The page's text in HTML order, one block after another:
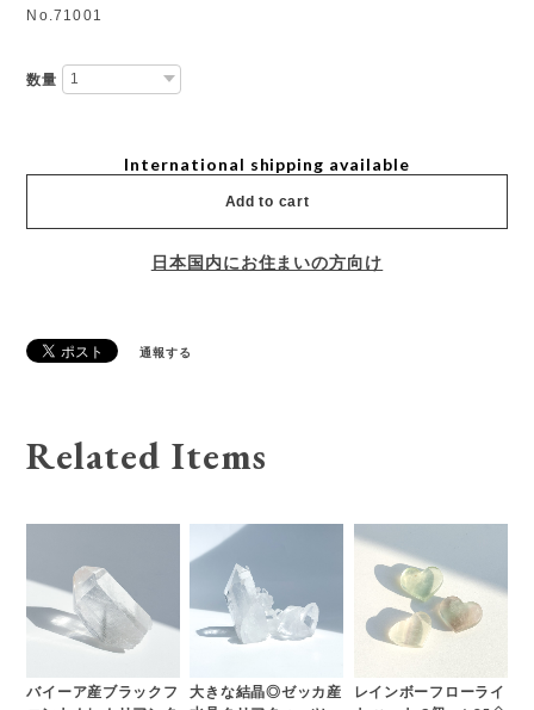
No.71001
数量
International shipping available
Add to cart
日本国内にお住まいの方向け
通報する
Related Items
バイーア産ブラックフ
大きな結晶◎ゼッカ産
レインボーフローライ